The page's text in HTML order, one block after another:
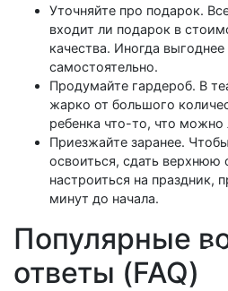
Уточняйте про подарок.
входит ли подарок в
качества. Иногда
самостоятельно.
Продумайте гардероб. В
жарко от большого
ребенка что-то, что можно
Приезжайте заранее.
освоиться, сдать верхнюю
настроиться на праздник,
минут до начала.
Популярные
ответы (FAQ)